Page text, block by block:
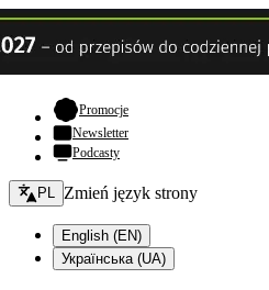
Promocje- otwiera się w nowej karcie
Newsletter
Podcasty
Zmień język - bieżący:
PL Zmień język strony
English (EN)
Українська (UA)